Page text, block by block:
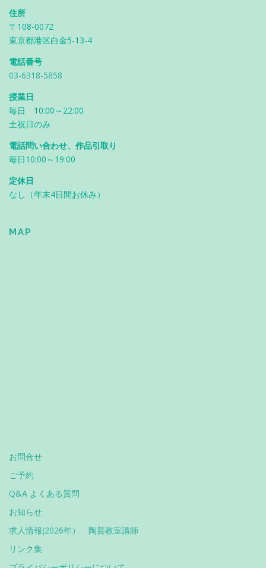
住所
〒108-0072
東京都港区白金5-13-4
電話番号
03-6318-5858
授業日
毎日 10:00～22:00
土祝日のみ
電話問い合わせ、作品引取り
毎日10:00～19:00
定休日
なし（年末4日間お休み）
MAP
お問合せ
ご予約
Q&A よくある質問
お知らせ
求人情報(2026年） 陶芸教室講師
リンク集